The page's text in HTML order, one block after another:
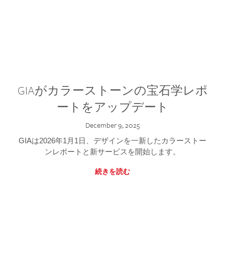
GIAがカラーストーンの宝石学レポ
ートをアップデート
December 9, 2025
GIAは2026年1月1日、デザインを一新したカラーストー
ンレポートと新サービスを開始します。
続きを読む